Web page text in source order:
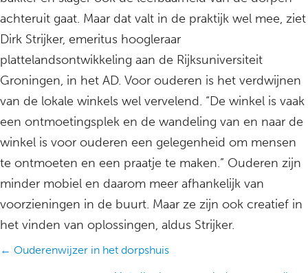
achteruit gaat. Maar dat valt in de praktijk wel mee, ziet
Dirk Strijker, emeritus hoogleraar
plattelandsontwikkeling aan de Rijksuniversiteit
Groningen, in het AD. Voor ouderen is het verdwijnen
van de lokale winkels wel vervelend. “De winkel is vaak
een ontmoetingsplek en de wandeling van en naar de
winkel is voor ouderen een gelegenheid om mensen
te ontmoeten en een praatje te maken.” Ouderen zijn
minder mobiel en daarom meer afhankelijk van
voorzieningen in de buurt. Maar ze zijn ook creatief in
het vinden van oplossingen, aldus Strijker.
Posts
← Ouderenwijzer in het dorpshuis